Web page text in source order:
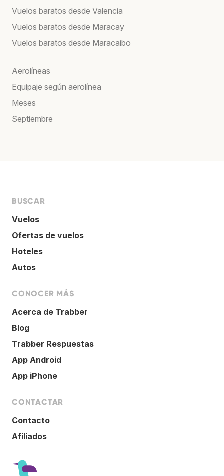
Vuelos baratos desde Valencia
Vuelos baratos desde Maracay
Vuelos baratos desde Maracaibo
Aerolíneas
Equipaje según aerolínea
Meses
Septiembre
BUSCAR
Vuelos
Ofertas de vuelos
Hoteles
Autos
CONOCER MÁS
Acerca de Trabber
Blog
Trabber Respuestas
App Android
App iPhone
CONTACTAR
Contacto
Afiliados